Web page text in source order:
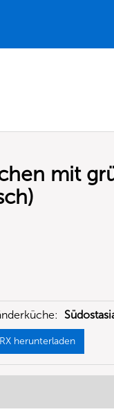
mit
herunterladen